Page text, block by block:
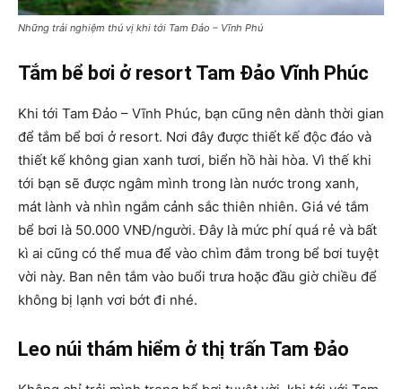
Những trải nghiệm thú vị khi tới Tam Đảo – Vĩnh Phú
Tắm bể bơi ở resort Tam Đảo Vĩnh Phúc
Khi tới Tam Đảo – Vĩnh Phúc, bạn cũng nên dành thời gian
để tắm bể bơi ở resort. Nơi đây được thiết kế độc đáo và
thiết kế không gian xanh tươi, biển hồ hài hòa. Vì thế khi
tới bạn sẽ được ngâm mình trong làn nước trong xanh,
mát lành và nhìn ngắm cảnh sắc thiên nhiên. Giá vé tắm
bể bơi là 50.000 VNĐ/người. Đây là mức phí quá rẻ và bất
kì ai cũng có thể mua để vào chìm đắm trong bể bơi tuyệt
vời này. Ban nên tắm vào buổi trưa hoặc đầu giờ chiều để
không bị lạnh vơi bớt đi nhé.
Leo núi thám hiểm ở thị trấn Tam Đảo